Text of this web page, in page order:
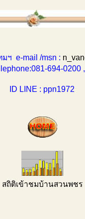
ฯ e-mail /msn :
694-0200 ,
ID LINE : ppn1972
สถิติเข้าชมบ้านสวนพชร